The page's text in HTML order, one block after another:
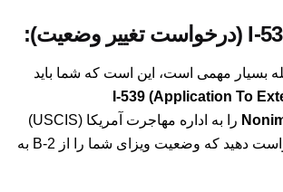
بسیار مهمی است، این است که شما باید
I-539 (Application To
را به اداره مهاجرت آمریکا (USCIS)
ارسال کنید و درخواست دهید که وضعیت ویزای شما را از B-2 به